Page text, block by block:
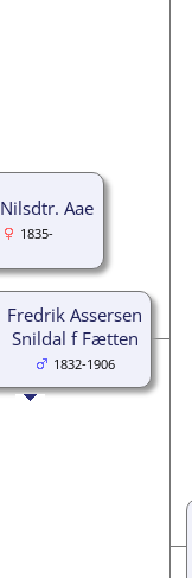
Aae
1835-
Fredrik Assersen
Snildal f Fætten
1832-1906